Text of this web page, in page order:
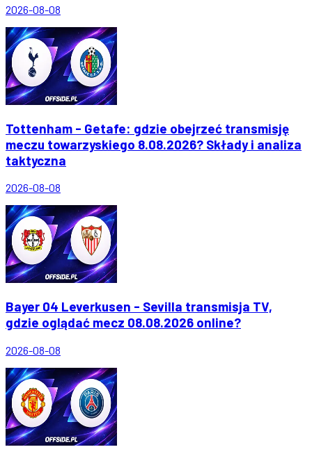
2026-08-08
Tottenham - Getafe: gdzie obejrzeć transmisję
meczu towarzyskiego 8.08.2026? Składy i analiza
taktyczna
2026-08-08
Bayer 04 Leverkusen - Sevilla transmisja TV,
gdzie oglądać mecz 08.08.2026 online?
2026-08-08